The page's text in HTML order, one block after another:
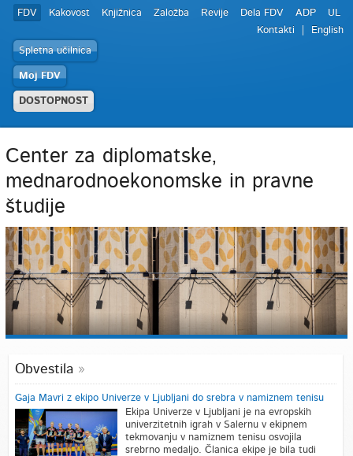
FDV Kakovost Knjižnica Založba Revije Dela FDV ADP
UL
Kontakti
English
Spletna učilnica
Moj FDV
DOSTOPNOST
Center za diplomatske,
mednarodnoekonomske in pravne
študije
Obvestila
Gaja Mavri z ekipo Univerze v Ljubljani do srebra v namiznem tenisu
Ekipa Univerze v Ljubljani je na evropskih
univerzitetnih igrah v Salernu v ekipnem
tekmovanju v namiznem tenisu osvojila
srebrno medaljo. Članica ekipe je bila tudi